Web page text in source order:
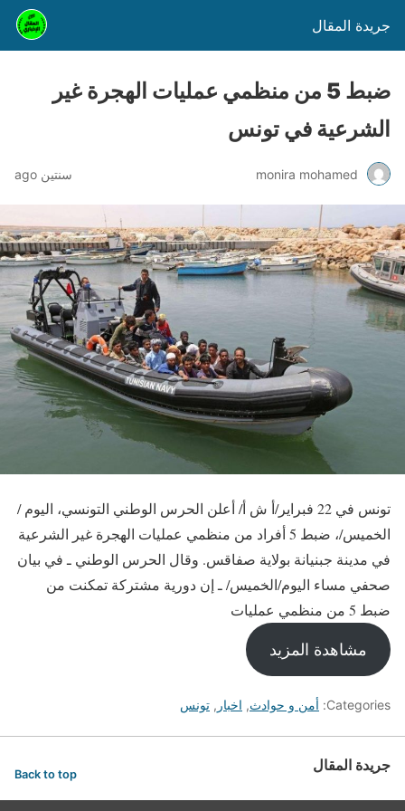
جريدة المقال
ضبط 5 من منظمي عمليات الهجرة غير
الشرعية في تونس
monira mohamed سنتين ago
تونس في 22 فبراير/أ ش أ/ أعلن الحرس الوطني التونسي، اليوم /
الخميس/، ضبط 5 أفراد من منظمي عمليات الهجرة غير الشرعية
في مدينة جبنيانة بولاية صفاقس. وقال الحرس الوطني ـ في بيان
صحفي مساء اليوم/الخميس/ ـ إن دورية مشتركة تمكنت من
ضبط 5 من منظمي عمليات
مشاهدة المزيد
Categories: أمن و حوادث, اخبار , تونس
جريدة المقال Back to top